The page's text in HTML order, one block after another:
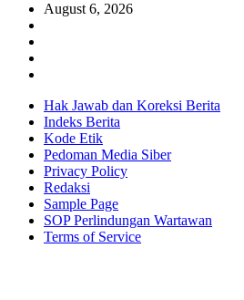
August 6, 2026
Hak Jawab dan Koreksi Berita
Indeks Berita
Kode Etik
Pedoman Media Siber
Privacy Policy
Redaksi
Sample Page
SOP Perlindungan Wartawan
Terms of Service